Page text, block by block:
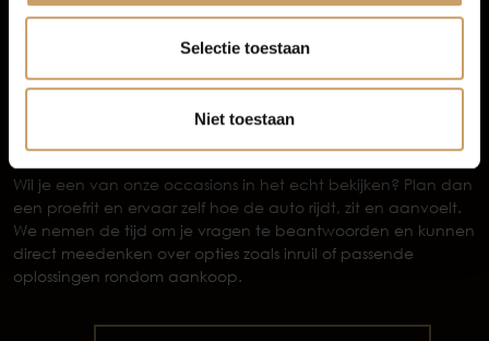
Selectie toestaan
Niet toestaan
maanden BOVAG garantie.
nieuwe APK, onderhoudsbeurt, volle tank brandstof, 12
maanden pechhulp in Nederland en 24 maanden BOVAG
Plan vandaag nog je proefrit
Wil je een van onze occasions in het echt bekijken? Plan dan
een proefrit en ervaar zelf hoe de auto rijdt, zit en aanvoelt.
We nemen de tijd om je vragen te beantwoorden en kunnen
direct meedenken over opties zoals inruil of passende
oplossingen rondom aankoop.